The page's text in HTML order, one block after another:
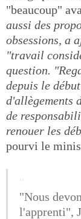
"beaucoup"
aussi des
obsessions, a
"travail
question.
depuis le
d'allègements
de
renouer les
pourvi le
"Nous
l'apprenti",